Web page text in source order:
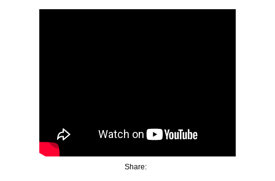
Share: